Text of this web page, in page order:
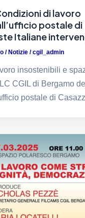
di lavoro
postale di
Italiane
/ Notizie/cgil_admin
insostenibili e
CGIL di Bergamo
postale di